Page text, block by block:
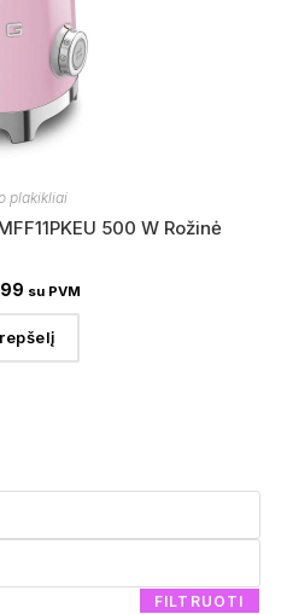
plakikliai
500 W Rožinė
su PVM
FILTRUOTI